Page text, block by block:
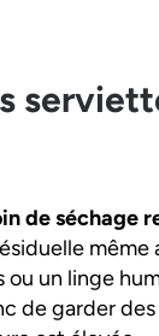
de séchage
ou un linge
de garder